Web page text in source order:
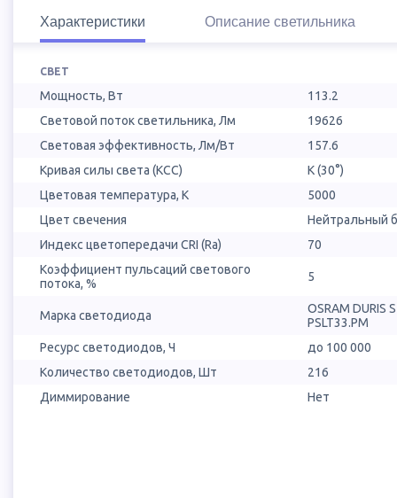
Характеристики Описание светильника
СВЕТ
Мощность, Вт
113.2
Световой поток светильника, Лм
19626
Световая эффективность, Лм/Вт
157.6
Кривая силы света (КСС)
К (30°)
Цветовая температура, К
5000
Цвет свечения
Нейтральный
Индекс цветопередачи CRI (Ra)
70
Коэффициент пульсаций светового
потока, %
5
Марка светодиода
OSRAM DURIS
PSLT33.PM
Ресурс светодиодов, Ч
до 100 000
Количество светодиодов, Шт
216
Диммирование
Нет